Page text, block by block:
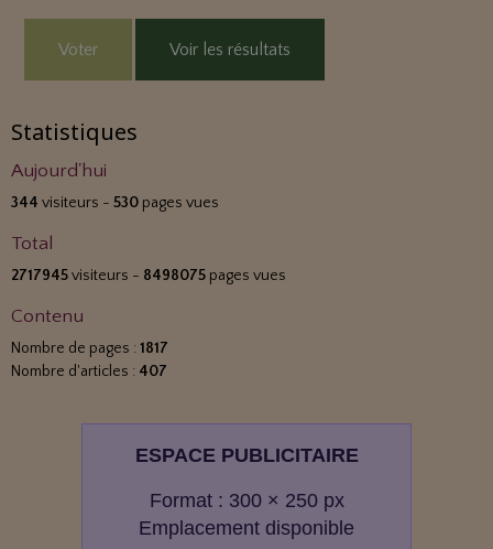
Voter Voir les résultats
Statistiques
Aujourd'hui
344 visiteurs - 530 pages vues
Total
2717945visiteurs - 8498075 pages vues
Contenu
Nombre de pages : 1817
Nombre d'articles : 407
ESPACE PUBLICITAIRE
Format : 300 × 250 px
Emplacement disponible